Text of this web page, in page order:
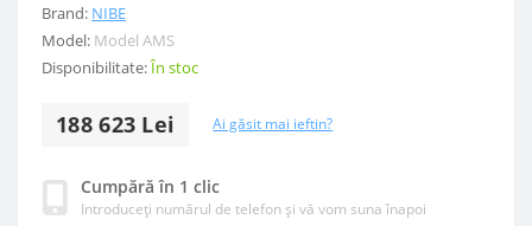
Brand: NIBE
Model: Model AMS
Disponibilitate:În stoc
188 623 Lei Ai găsit mai ieftin?
Cumpără în 1 clic
Introduceți numărul de telefon și vă vom suna înapoi